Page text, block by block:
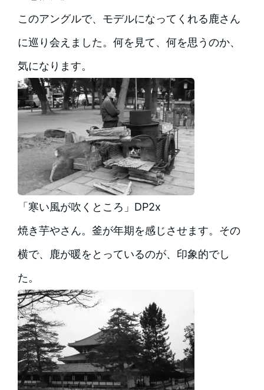
このアングルで、モデルになってくれる鹿さん
に巡り会えました。何を見て、何を思うのか、
気になります。
「寒い風が吹くところ」DP2x
焼き芋やさん。釜が年期を感じさせます。その
横で、鹿が暖をとっているのが、印象的でし
た。